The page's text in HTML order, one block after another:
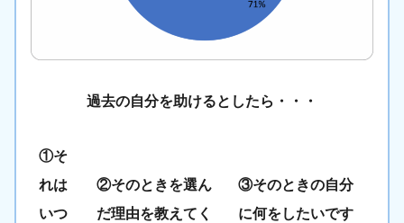
過去の自分を助けるとしたら・・・
①そ
れは
いつ
②そのときを選ん
だ理由を教えてく
③そのときの自分
に何をしたいです